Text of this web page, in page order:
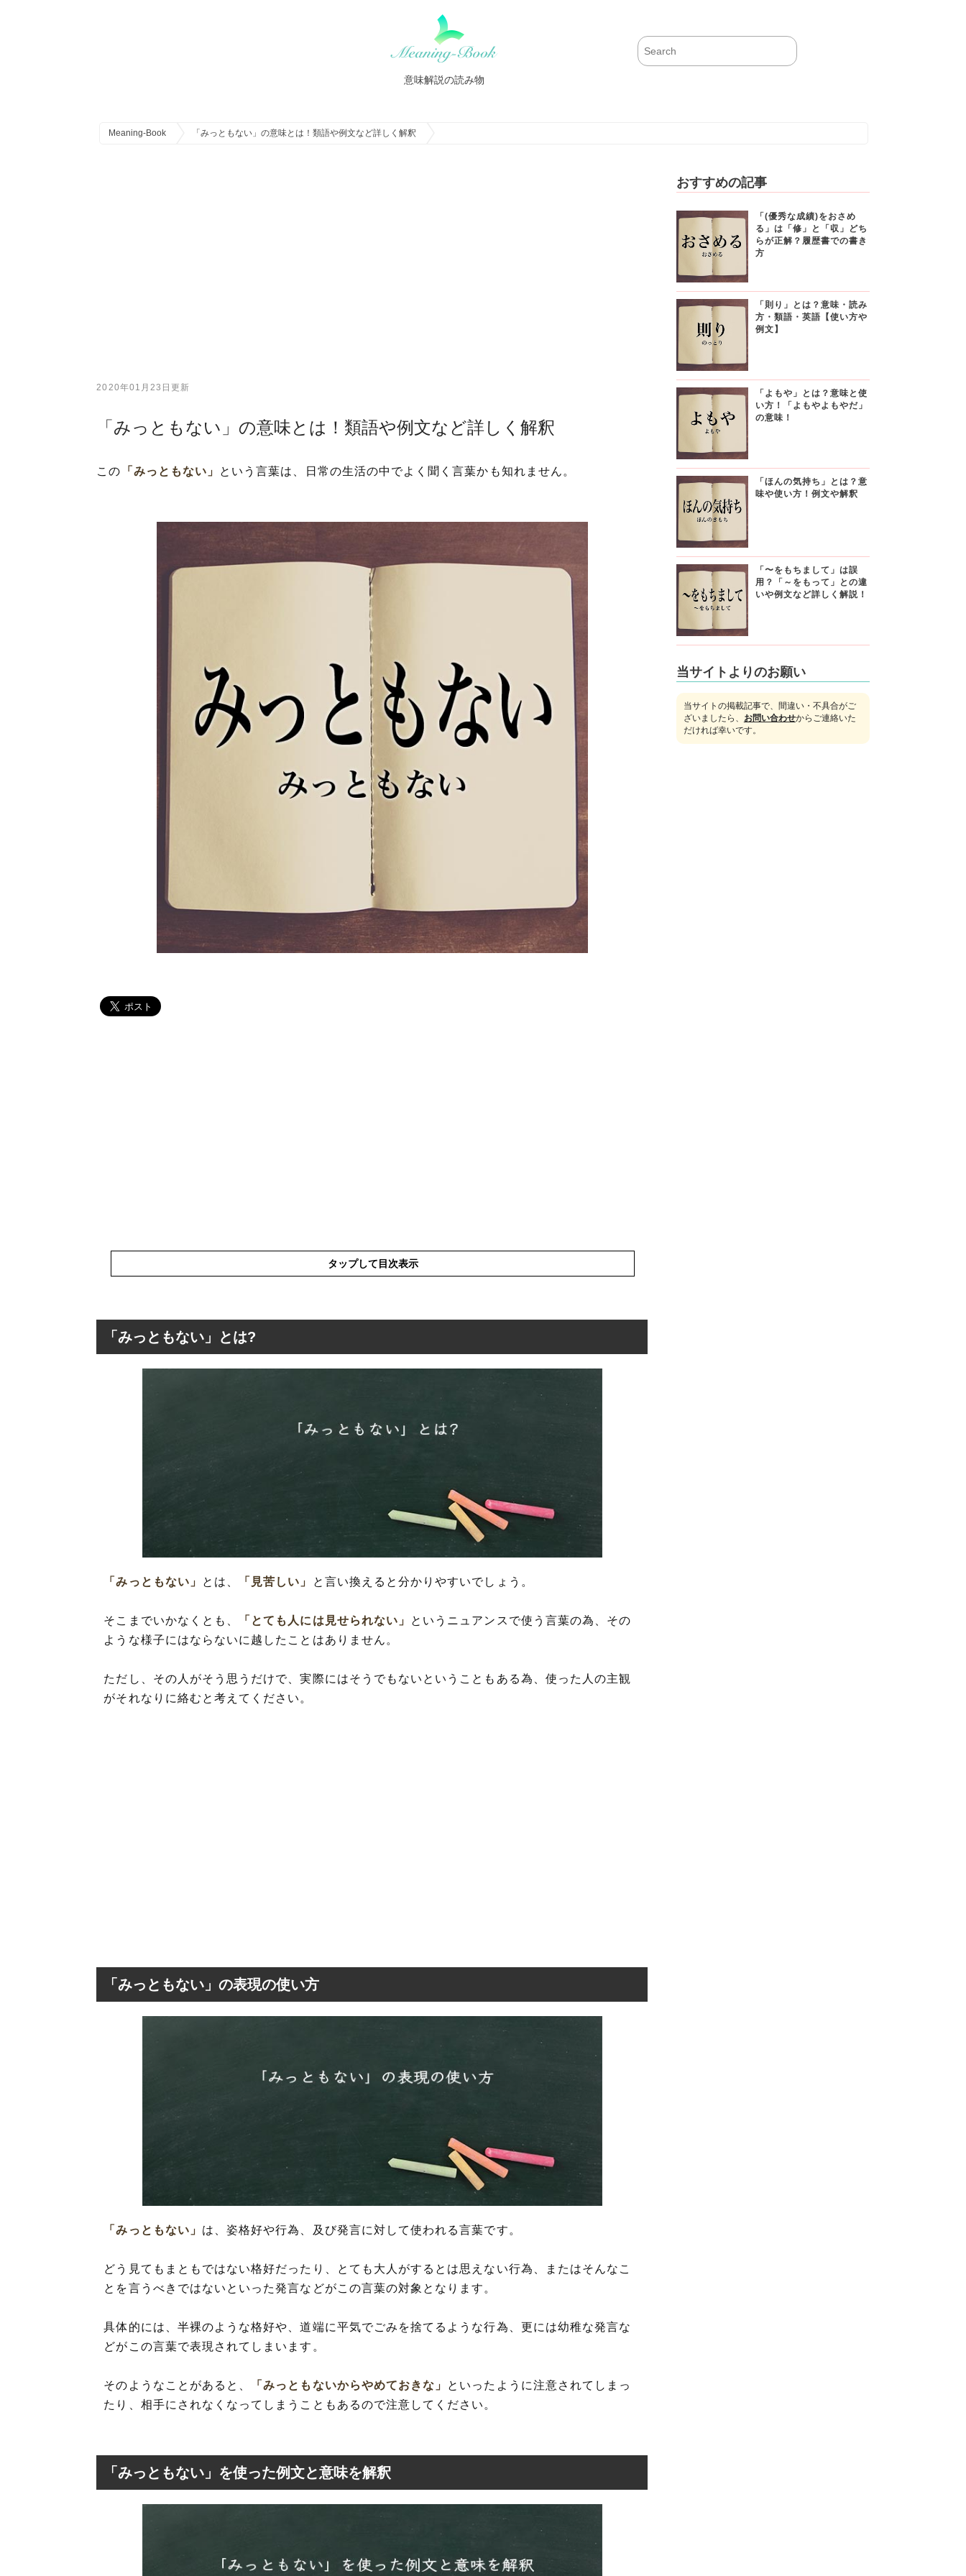
意味解説の読み物
Meaning-Book 「みっともない」の意味とは！類語や例文など詳しく解釈
2020年01月23日更新
「みっともない」の意味とは！類語や例文など詳しく解釈
この 「みっともない」 という言葉は、日常の生活の中でよく聞く言葉かも知れません。
タップして目次表示
「みっともない」の表現の使い方
「みっともない」の類語や類義語
「みっともない」とは?
「みっともない」 とは、 「見苦しい」 と言い換えると分かりやすいでしょう。
そこまでいかなくとも、 「とても人には見せられない」
というニュアンスで使う言葉の為、その
ような様子にはならないに越したことはありません。
ただし、その人がそう思うだけで、実際にはそうでもないということもある為、使った人の主観
がそれなりに絡むと考えてください。
「みっともない」の表現の使い方
「みっともない」 は、姿格好や行為、及び発言に対して使われる言葉です。
どう見てもまともではない格好だったり、とても大人がするとは思えない行為、またはそんなこ
とを言うべきではないといった発言などがこの言葉の対象となります。
具体的には、半裸のような格好や、道端に平気でごみを捨てるような行為、更には幼稚な発言な
どがこの言葉で表現されてしまいます。
そのようなことがあると、 「みっともないからやめておきな」
といったように注意されてしまっ
たり、相手にされなくなってしまうこともあるので注意してください。
「みっともない」を使った例文と意味を解釈
おすすめの記事
「(優秀な成績)をおさめ
る」は「修」と「収」どち
らが正解？履歴書での書き
方
「則り」とは？意味・読み
方・類語・英語【使い方や
例文】
「よもや」とは？意味と使
い方！「よもやよもやだ」
の意味！
「ほんの気持ち」とは？意
味や使い方！例文や解釈
「〜をもちまして」は誤
用？「～をもって」との違
いや例文など詳しく解説！
当サイトよりのお願い
当サイトの掲載記事で、間違い・不具合がご
ざいましたら、 お問い合わせからご連絡いた
だければ幸いです。